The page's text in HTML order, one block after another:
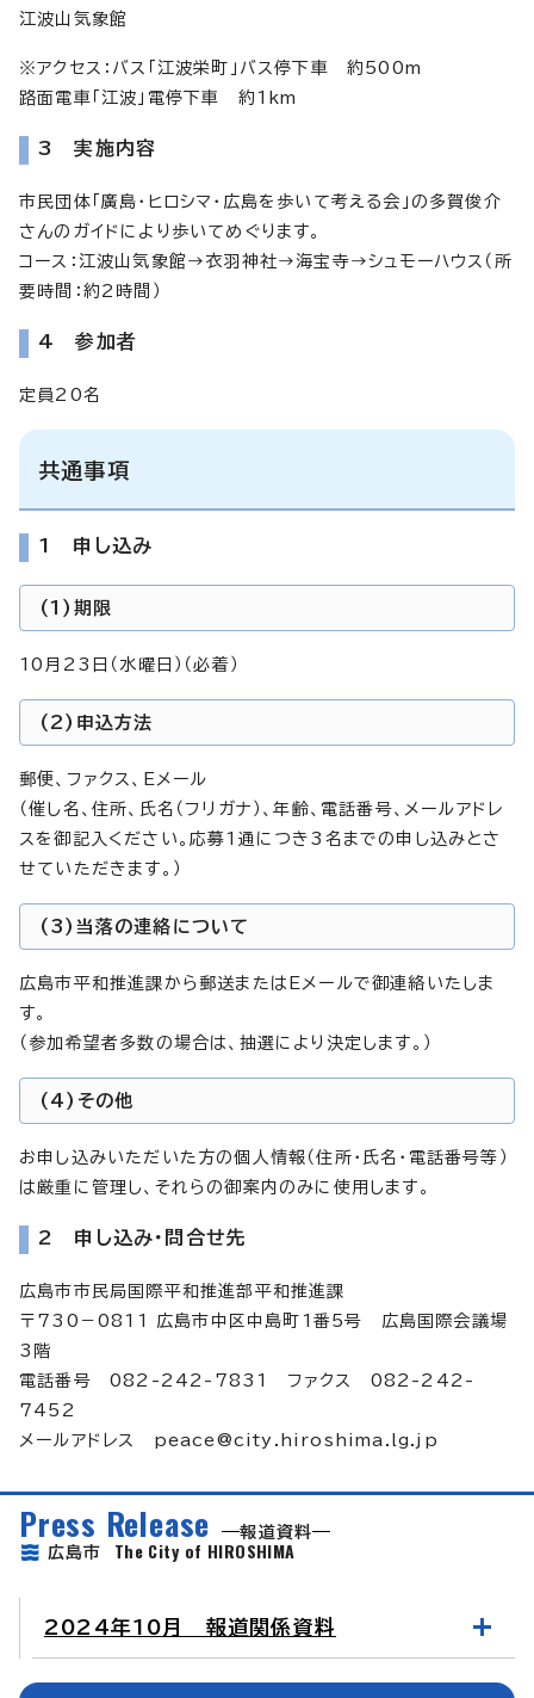
江波山気象館
※アクセス：バス「江波栄町」バス停下車 約500m
路面電車「江波」電停下車 約1km
3 実施内容
市民団体「廣島・ヒロシマ・広島を歩いて考える会」の多賀俊介
さんのガイドにより歩いてめぐります。
コース：江波山気象館→衣羽神社→海宝寺→シュモーハウス（所
要時間：約2時間）
4 参加者
定員20名
共通事項
1 申し込み
(1)期限
10月23日（水曜日）（必着）
(2) 申込方法
郵便、ファクス、Eメール
（催し名、住所、氏名（フリガナ）、年齢、電話番号、メールアドレ
スを御記入ください。応募1通につき3名までの申し込みとさ
せていただきます。）
(3) 当落の連絡について
広島市平和推進課から郵送またはEメールで御連絡いたしま
す。
（参加希望者多数の場合は、抽選により決定します。）
(4) その他
お申し込みいただいた方の個人情報（住所・氏名・電話番号等）
は厳重に管理し、それらの御案内のみに使用します。
2 申し込み・問合せ先
広島市市民局国際平和推進部平和推進課
〒730－0811 広島市中区中島町1番5号 広島国際会議場
3階
電話番号 082-242-7831 ファクス 082-242-
7452
メールアドレス peace@city.hiroshima.lg.jp
Press Release
報道資料
広島市 The City of HIROSHIMA
2024年10月 報道関係資料